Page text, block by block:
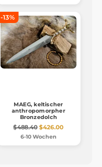
-13%
MAEG, keltischer
anthropomorpher
Bronzedolch
$488.40 $426.00
6-10 Wochen